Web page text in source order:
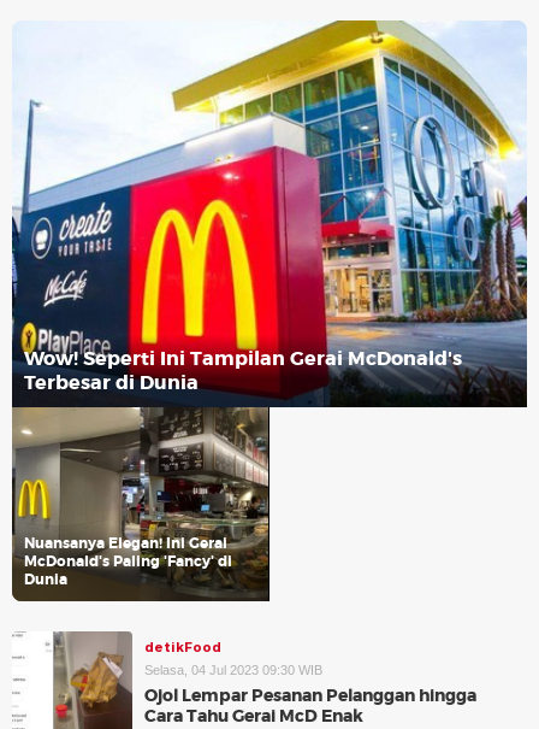
Wow! Seperti Ini Tampilan Gerai McDonald's
Terbesar di Dunia
Nuansanya Elegan! Ini Gerai
McDonald's Paling 'Fancy' di
Dunia
detikFood
Selasa, 04 Jul 2023 09:30 WIB
Ojol Lempar Pesanan Pelanggan hingga
Cara Tahu Gerai McD Enak